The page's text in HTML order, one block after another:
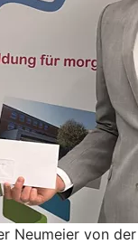
Neumeier von der